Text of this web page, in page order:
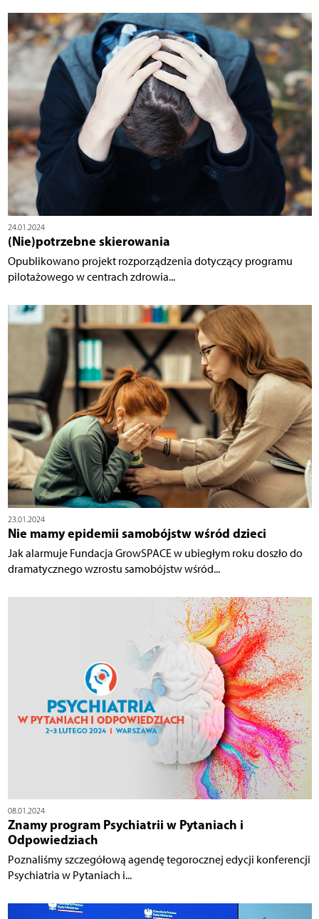
24.01.2024
(Nie)potrzebne skierowania
Opublikowano projekt rozporządzenia dotyczący programu
pilotażowego w centrach zdrowia...
23.01.2024
Nie mamy epidemii samobójstw wśród dzieci
Jak alarmuje Fundacja GrowSPACE w ubiegłym roku doszło do
dramatycznego wzrostu samobójstw wśród...
08.01.2024
Znamy program Psychiatrii w Pytaniach i
Odpowiedziach
Poznaliśmy szczegółową agendę tegorocznej edycji konferencji
Psychiatria w Pytaniach i...